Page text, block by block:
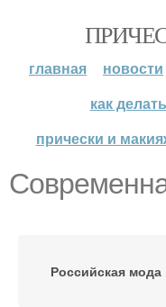
главная новости
как
прически и
Российская мода